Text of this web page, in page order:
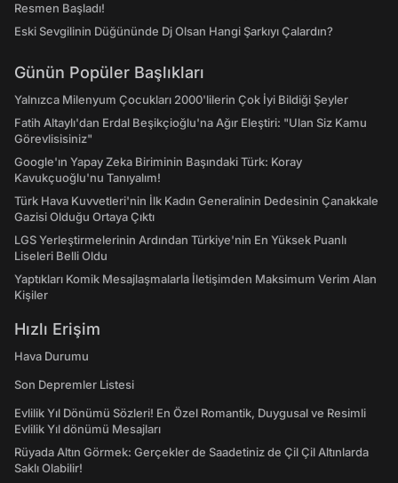
Resmen Başladı!
Eski Sevgilinin Düğününde Dj Olsan Hangi Şarkıyı Çalardın?
Günün Popüler Başlıkları
Yalnızca Milenyum Çocukları 2000'lilerin Çok İyi Bildiği Şeyler
Fatih Altaylı'dan Erdal Beşikçioğlu'na Ağır Eleştiri: "Ulan Siz Kamu
Görevlisisiniz"
Google'ın Yapay Zeka Biriminin Başındaki Türk: Koray
Kavukçuoğlu'nu Tanıyalım!
Türk Hava Kuvvetleri'nin İlk Kadın Generalinin Dedesinin Çanakkale
Gazisi Olduğu Ortaya Çıktı
LGS Yerleştirmelerinin Ardından Türkiye'nin En Yüksek Puanlı
Liseleri Belli Oldu
Yaptıkları Komik Mesajlaşmalarla İletişimden Maksimum Verim Alan
Kişiler
Hızlı Erişim
Hava Durumu
Son Depremler Listesi
Evlilik Yıl Dönümü Sözleri! En Özel Romantik, Duygusal ve Resimli
Evlilik Yıl dönümü Mesajları
Rüyada Altın Görmek: Gerçekler de Saadetiniz de Çil Çil Altınlarda
Saklı Olabilir!